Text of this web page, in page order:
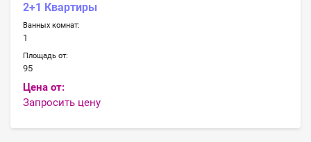
2+1 Квартиры
Ванных комнат:
1
Площадь от:
95
Цена от:
Запросить цену